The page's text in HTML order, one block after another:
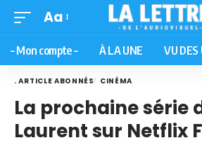
Aa
– Mon compte – À LA UNE VU DES
. ARTICLE ABONNÉS CINÉMA
La prochaine série
Laurent sur Netflix